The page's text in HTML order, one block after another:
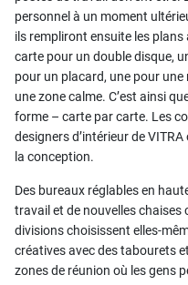
personnel à un moment
ils rempliront ensuite les
carte pour un double disque,
pour un placard, une pour
une zone calme. C’est ainsi
forme – carte par carte. Les
designers d’intérieur de
la conception.
Des bureaux réglables en
travail et de nouvelles
divisions choisissent elles-
créatives avec des tabourets
zones de réunion où les gens